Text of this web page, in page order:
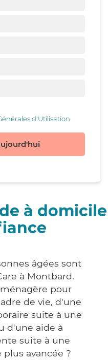
d'Utilisation
à domicile
âgées sont
à Montbard.
pour
de vie, d'une
suite à une
d'une aide à
suite à une
avancée ?